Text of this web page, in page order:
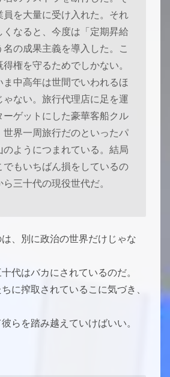
員を大量に受け入れた。それ
くなると、今度は「定期昇給
の成果主義を導入した。こ
権を守るためでしかない。
ま中高年は世間でいわれるほ
ゃない。旅行代理店に足を運
ーゲットにした豪華客船クル
世界一周旅行だのといったパ
のようにつまれている。結局
でもいちばん損をしているの
三十代の現役世代だ。
、別に政治の世界だけじゃな
代はバカにされているのだ。
に搾取されているこに気づき、
らを踏み越えていけばいい。